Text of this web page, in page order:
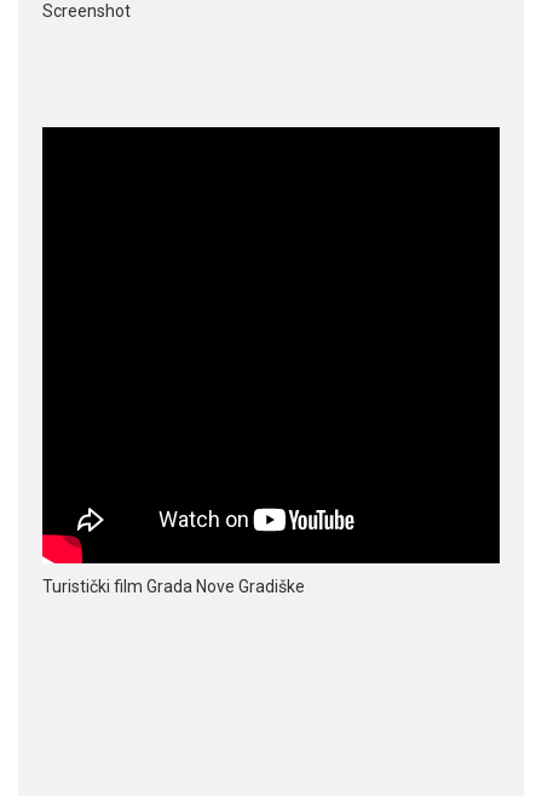
Screenshot
Turistički film Grada Nove Gradiške